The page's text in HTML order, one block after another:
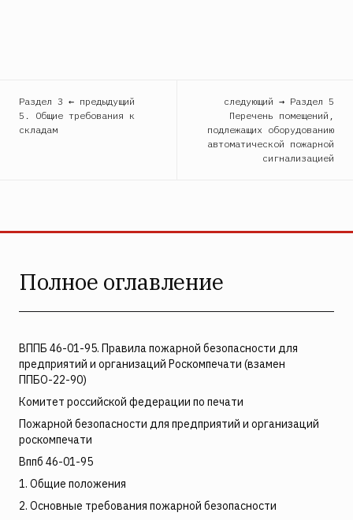
Раздел 3 ← предыдущий
5. Общие требования к
складам
следующий → Раздел 5
Перечень помещений,
подлежащих оборудованию
автоматической пожарной
сигнализацией
Полное оглавление
ВППБ 46-01-95. Правила пожарной безопасности для
предприятий и организаций Роскомпечати (взамен
ППБО-22-90)
Комитет российской федерации по печати
Пожарной безопасности для предприятий и организаций
роскомпечати
Вппб 46-01-95
1. Общие положения
2. Основные требования пожарной безопасности